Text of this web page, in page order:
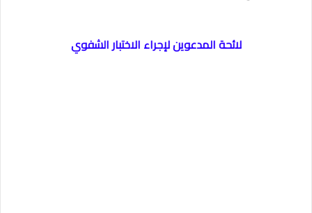
لائحة المدعوين لإجراء الاختبار الشفوي